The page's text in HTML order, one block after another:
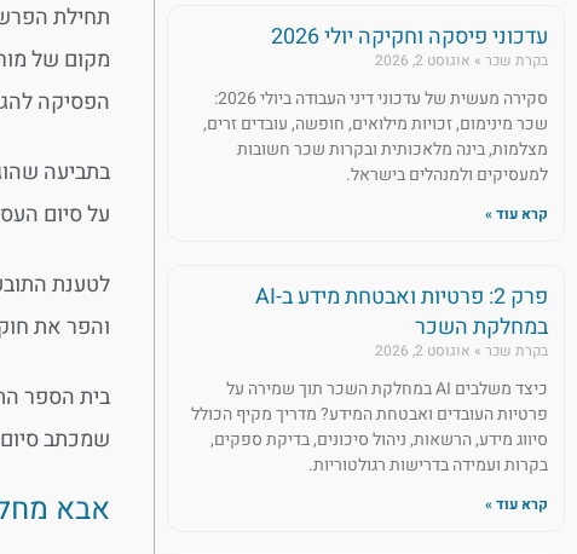
עדכוני פיסקה וחקיקה יולי 2026
בקרת שכר אוגוסט 2, 2026
סקירה מעשית של עדכוני דיני העבודה ביולי 2026:
שכר מינימום, זכויות מילואים, חופשה, עובדים זרים,
מצלמות, בינה מלאכותית ובקרות שכר חשובות
למעסיקים ולמנהלים בישראל.
קרא עוד »
פרק 2: פרטיות ואבטחת מידע ב-AI
במחלקת השכר
בקרת שכר אוגוסט 2, 2026
כיצד משלבים AI במחלקת השכר תוך שמירה על
פרטיות העובדים ואבטחת המידע? מדריך מקיף הכולל
סיווג מידע, הרשאות, ניהול סיכונים, בדיקת ספקים,
בקרות ועמידה בדרישות רגולטוריות.
קרא עוד »
מקום של
הפסיקה
בתביעה שהוגשה
על סיום
לטענת
והפר את
בית הספר
שמכתב
אבא